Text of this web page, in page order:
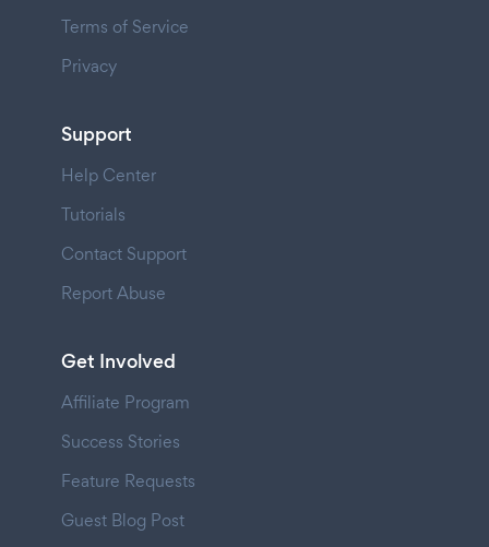
Terms of Service
Privacy
Support
Help Center
Tutorials
Contact Support
Report Abuse
Get Involved
Affiliate Program
Success Stories
Feature Requests
Guest Blog Post